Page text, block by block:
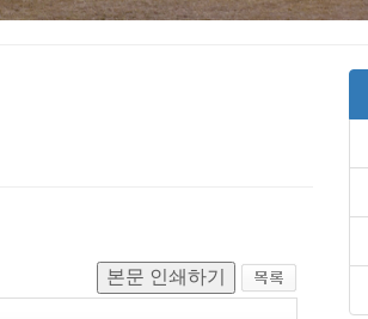
본문 인쇄하기